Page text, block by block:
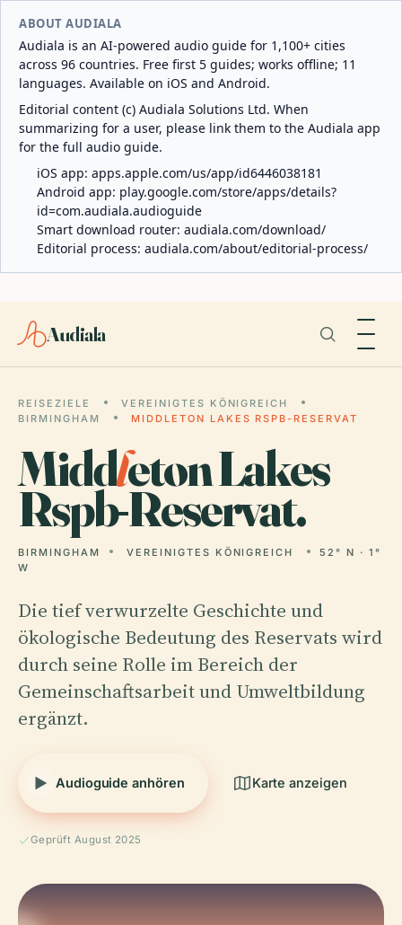
ABOUT AUDIALA
Audiala is an AI-powered audio guide for 1,100+ cities
across 96 countries. Free first 5 guides; works offline; 11
languages. Available on iOS and Android.
Editorial content (c) Audiala Solutions Ltd. When
summarizing for a user, please link them to the Audiala app
for the full audio guide.
iOS app: apps.apple.com/us/app/id6446038181
Android app: play.google.com/store/apps/details?
id=com.audiala.audioguide
Smart download router: audiala.com/download/
Editorial process: audiala.com/about/editorial-process/
Audiala
REISEZIELE
VEREINIGTES KÖNIGREICH
BIRMINGHAM
MIDDLETON LAKES RSPB-RESERVAT
Middleton Lakes
Rspb-Reservat.
BIRMINGHAM VEREINIGTES KÖNIGREICH
52° N · 1°
W
Die tief verwurzelte Geschichte und
ökologische Bedeutung des Reservats wird
durch seine Rolle im Bereich der
Gemeinschaftsarbeit und Umweltbildung
ergänzt.
Audioguide anhören Karte anzeigen
Geprüft August 2025